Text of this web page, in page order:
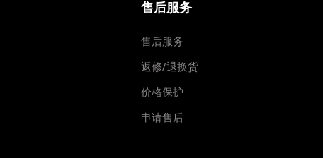
售后服务
售后服务
返修/退换货
价格保护
申请售后